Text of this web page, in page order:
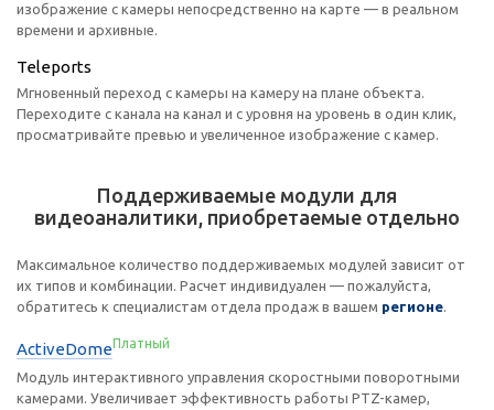
изображение с камеры непосредственно на карте — в реальном
времени и архивные.
Teleports
Мгновенный переход с камеры на камеру на плане объекта.
Переходите с канала на канал и с уровня на уровень в один клик,
просматривайте превью и увеличенное изображение с камер.
Поддерживаемые модули для
видеоаналитики, приобретаемые отдельно
Максимальное количество поддерживаемых модулей зависит от
их типов и комбинации. Расчет индивидуален — пожалуйста,
обратитесь к специалистам отдела продаж в вашем регионе.
ActiveDomeПлатный
Модуль интерактивного управления скоростными поворотными
камерами. Увеличивает эффективность работы PTZ-камер,